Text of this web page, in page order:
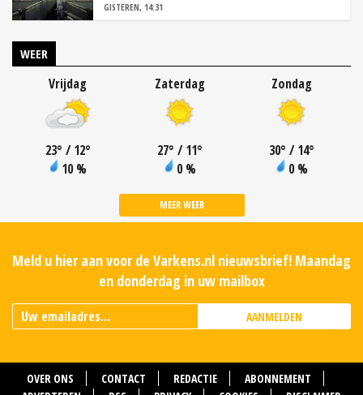
GISTEREN, 14:31
WEER
Vrijdag
23° / 12°
10 %
Zaterdag
27° / 11°
0 %
Zondag
30° / 14°
0 %
MEER WEER
Meld u hier aan voor de Varkens.nl nieuwsbrief! Maandag
en donderdag in uw mailbox
AANMELDEN
OVER ONS CONTACT REDACTIE
ABONNEMENT